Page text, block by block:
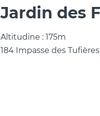
Jardin des
Altitudine : 175m
184 Impasse des